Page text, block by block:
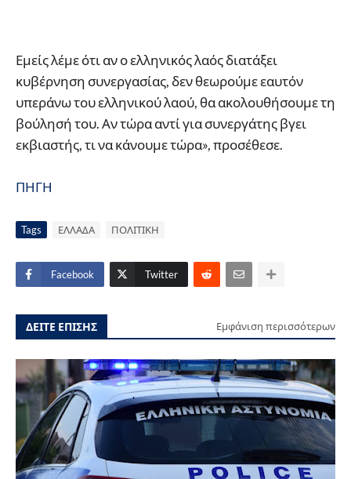
Εμείς λέμε ότι αν ο ελληνικός λαός διατάξει
κυβέρνηση συνεργασίας, δεν θεωρούμε εαυτόν
υπεράνω του ελληνικού λαού, θα ακολουθήσουμε τη
βούλησή του. Αν τώρα αντί για συνεργάτης βγει
εκβιαστής, τι να κάνουμε τώρα», προσέθεσε.
ΠΗΓΗ
Tags ΕΛΛΑΔΑ ΠΟΛΙΤΙΚΗ
Facebook Twitter
ΔΕΙΤΕ ΕΠΙΣΗΣ Εμφάνιση περισσότερων